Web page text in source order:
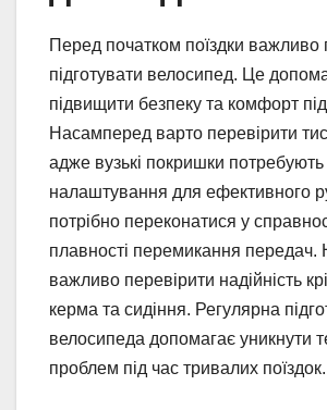
Перед початком поїздки важливо
підготувати велосипед. Це
підвищити безпеку та комфорт
Насамперед варто перевірити
адже вузькі покришки
налаштування для ефективного
потрібно переконатися у
плавності перемикання
важливо перевірити надійність
керма та сидіння. Регулярна
велосипеда допомагає уникнути
проблем під час тривалих поїздок.